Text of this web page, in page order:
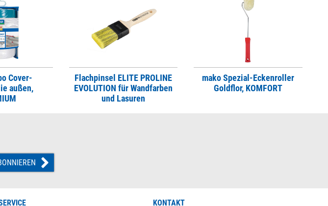
Cover-
außen,
Flachpinsel ELITE PROLINE
EVOLUTION für Wandfarben
und Lasuren
mako Spezial-Eckenroller
Goldflor, KOMFORT
KONTAKT